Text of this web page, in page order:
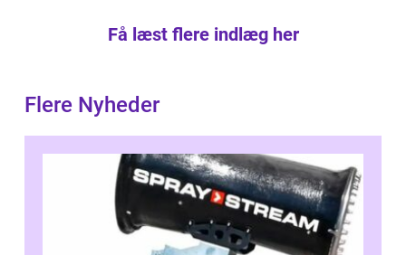
Få læst flere indlæg her
Flere Nyheder